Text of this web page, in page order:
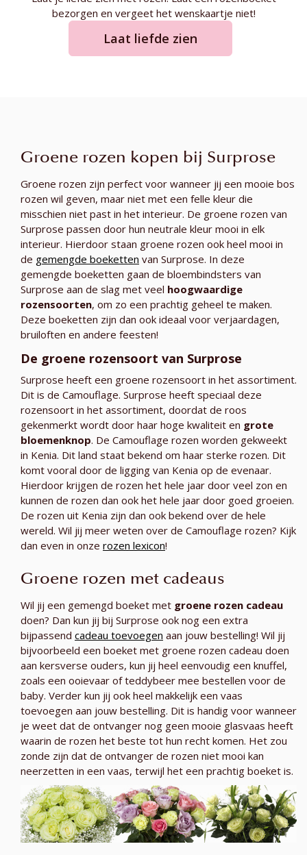
bezorgen en vergeet het wenskaartje niet!
Laat liefde zien
Groene rozen kopen bij Surprose
Groene rozen zijn perfect voor wanneer jij een mooie bos
rozen wil geven, maar niet met een felle kleur die
misschien niet past in het interieur. De groene rozen van
Surprose passen door hun neutrale kleur mooi in elk
interieur. Hierdoor staan groene rozen ook heel mooi in
de gemengde boeketten van Surprose. In deze
gemengde boeketten gaan de bloembindsters van
Surprose aan de slag met veel hoogwaardige
rozensoorten, om zo een prachtig geheel te maken.
Deze boeketten zijn dan ook ideaal voor verjaardagen,
bruiloften en andere feesten!
De groene rozensoort van Surprose
Surprose heeft een groene rozensoort in het assortiment.
Dit is de Camouflage. Surprose heeft speciaal deze
rozensoort in het assortiment, doordat de roos
gekenmerkt wordt door haar hoge kwaliteit en grote
bloemenknop. De Camouflage rozen worden gekweekt
in Kenia. Dit land staat bekend om haar sterke rozen. Dit
komt vooral door de ligging van Kenia op de evenaar.
Hierdoor krijgen de rozen het hele jaar door veel zon en
kunnen de rozen dan ook het hele jaar door goed groeien.
De rozen uit Kenia zijn dan ook bekend over de hele
wereld. Wil jij meer weten over de Camouflage rozen? Kijk
dan even in onze rozen lexicon!
Groene rozen met cadeaus
Wil jij een gemengd boeket met groene rozen cadeau
doen? Dan kun jij bij Surprose ook nog een extra
bijpassend cadeau toevoegen aan jouw bestelling! Wil jij
bijvoorbeeld een boeket met groene rozen cadeau doen
aan kersverse ouders, kun jij heel eenvoudig een knuffel,
zoals een ooievaar of teddybeer mee bestellen voor de
baby. Verder kun jij ook heel makkelijk een vaas
toevoegen aan jouw bestelling. Dit is handig voor wanneer
je weet dat de ontvanger nog geen mooie glasvaas heeft
waarin de rozen het beste tot hun recht komen. Het zou
zonde zijn dat de ontvanger de rozen niet mooi kan
neerzetten in een vaas, terwijl het een prachtig boeket is.